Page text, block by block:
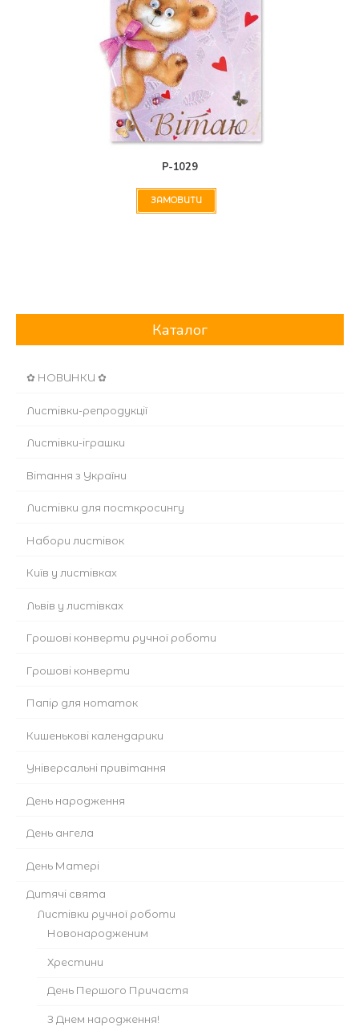
Р-1029
ЗАМОВИТИ
Каталог
✿ НОВИНКИ ✿
Листівки-репродукції
Листівки-іграшки
Вітання з України
Листівки для посткросингу
Набори листівок
Київ у листівках
Львів у листівках
Грошові конверти ручної роботи
Грошові конверти
Папір для нотаток
Кишенькові календарики
Універсальні привітання
День народження
День ангела
День Матері
Дитячі свята
Листівки ручної роботи
Новонародженим
Хрестини
День Першого Причастя
З Днем народження!